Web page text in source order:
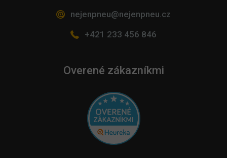
nejenpneu@nejenpneu.cz
+421 233 456 846
Overené zákazníkmi